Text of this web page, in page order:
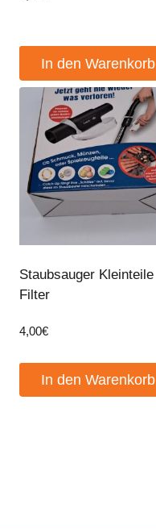
In den Warenkorb
Staubsauger Kleinteile
Filter
4,00€
In den Warenkorb